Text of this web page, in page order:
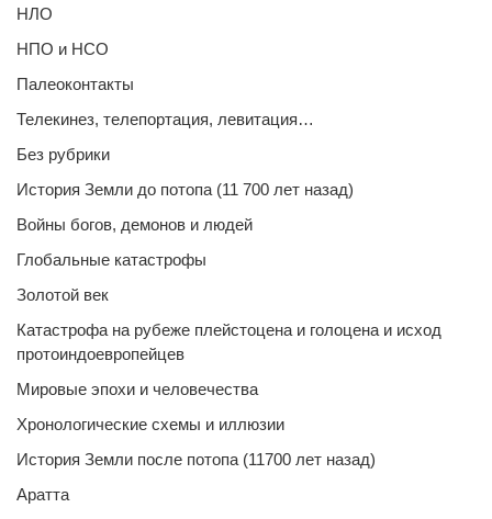
НЛО
НПО и НСО
Палеоконтакты
Телекинез, телепортация, левитация…
Без рубрики
История Земли до потопа (11 700 лет назад)
Войны богов, демонов и людей
Глобальные катастрофы
Золотой век
Катастрофа на рубеже плейстоцена и голоцена и исход
протоиндоевропейцев
Мировые эпохи и человечества
Хронологические схемы и иллюзии
История Земли после потопа (11700 лет назад)
Аратта